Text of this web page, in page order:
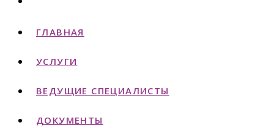
ГЛАВНАЯ
УСЛУГИ
ВЕДУЩИЕ СПЕЦИАЛИСТЫ
ДОКУМЕНТЫ